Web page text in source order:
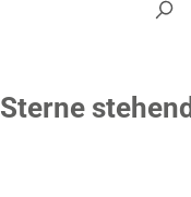
Sterne stehend